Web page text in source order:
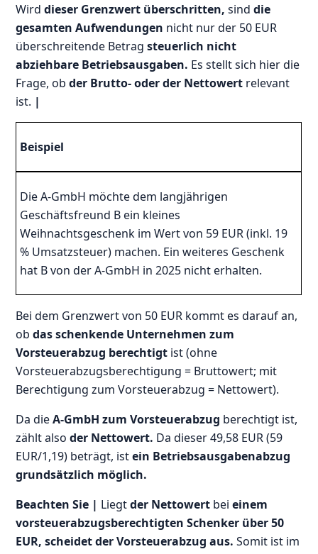
Wirddieser Grenzwert überschritten, sinddie
gesamten Aufwendungen nicht nur der 50 EUR
überschreitende Betragsteuerlich nicht
abziehbare Betriebsausgaben. Es stellt sich hier die
Frage, obder Brutto- oder der Nettowert relevant
ist. |
Beispiel
Die A-GmbH möchte dem langjährigen
Geschäftsfreund B ein kleines
Weihnachtsgeschenk im Wert von 59 EUR (inkl. 19
% Umsatzsteuer) machen. Ein weiteres Geschenk
hat B von der A-GmbH in 2025 nicht erhalten.
Bei dem Grenzwert von 50 EUR kommt es darauf an,
obdas schenkende Unternehmen zum
Vorsteuerabzug berechtigt ist (ohne
Vorsteuerabzugsberechtigung = Bruttowert; mit
Berechtigung zum Vorsteuerabzug = Nettowert).
Da dieA-GmbH zum Vorsteuerabzug berechtigt ist,
zählt alsoder Nettowert. Da dieser 49,58 EUR (59
EUR/1,19) beträgt, istein Betriebsausgabenabzug
grundsätzlich möglich.
Beachten Sie | Liegtder Nettowert beieinem
vorsteuerabzugsberechtigten Schenker über 50
EUR, scheidet der Vorsteuerabzug aus.Somit ist im